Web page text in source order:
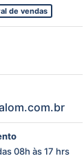
de vendas
08h às 17 hrs